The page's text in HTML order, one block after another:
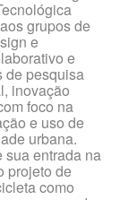
grupos de
e
e
de pesquisa
inovação
foco na
e uso de
urbana.
sua entrada na
projeto de
como